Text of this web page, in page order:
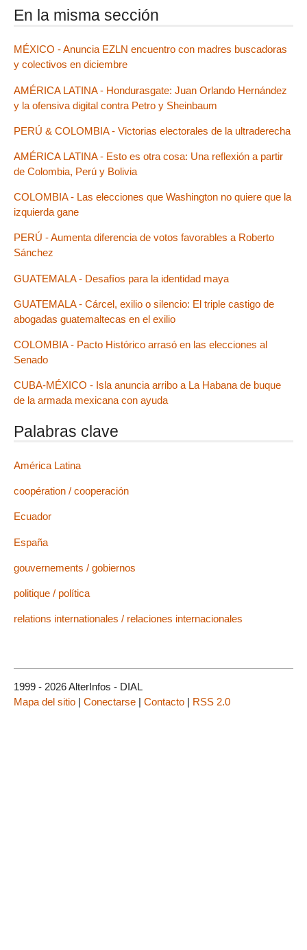
En la misma sección
MÉXICO - Anuncia EZLN encuentro con madres buscadoras
y colectivos en diciembre
AMÉRICA LATINA - Hondurasgate: Juan Orlando Hernández
y la ofensiva digital contra Petro y Sheinbaum
PERÚ & COLOMBIA - Victorias electorales de la ultraderecha
AMÉRICA LATINA - Esto es otra cosa: Una reflexión a partir
de Colombia, Perú y Bolivia
COLOMBIA - Las elecciones que Washington no quiere que la
izquierda gane
PERÚ - Aumenta diferencia de votos favorables a Roberto
Sánchez
GUATEMALA - Desafíos para la identidad maya
GUATEMALA - Cárcel, exilio o silencio: El triple castigo de
abogadas guatemaltecas en el exilio
COLOMBIA - Pacto Histórico arrasó en las elecciones al
Senado
CUBA-MÉXICO - Isla anuncia arribo a La Habana de buque
de la armada mexicana con ayuda
Palabras clave
América Latina
coopération / cooperación
Ecuador
España
gouvernements / gobiernos
politique / política
relations internationales / relaciones internacionales
1999 - 2026 AlterInfos - DIAL
Mapa del sitio | Conectarse | Contacto | RSS 2.0